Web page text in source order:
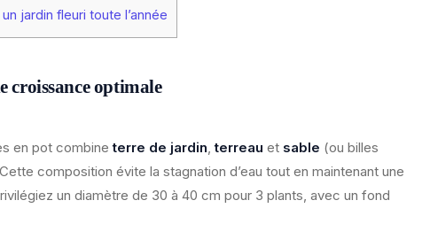
jardin fleuri toute l’année
croissance optimale
en pot combineterre de jardin,terreau et sable (ou billes
composition évite la stagnation d’eau tout en maintenant une
un diamètre de 30 à 40 cm pour 3 plants, avec un fond